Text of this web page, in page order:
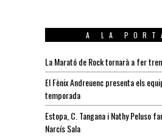
A LA
La Marató de Rock tornarà a fer
El Fènix Andreuenc presenta els
temporada
Estopa, C. Tangana i Nathy Peluso
Narcís Sala